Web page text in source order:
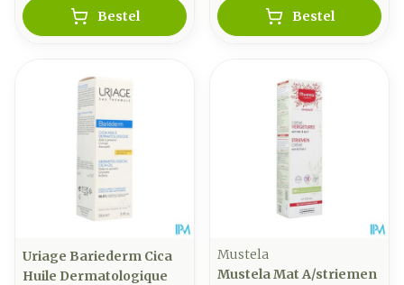
Bestel Bestel
Uriage Bariederm Cica
Huile Dermatologique
Mustela
Mustela Mat A/striemen